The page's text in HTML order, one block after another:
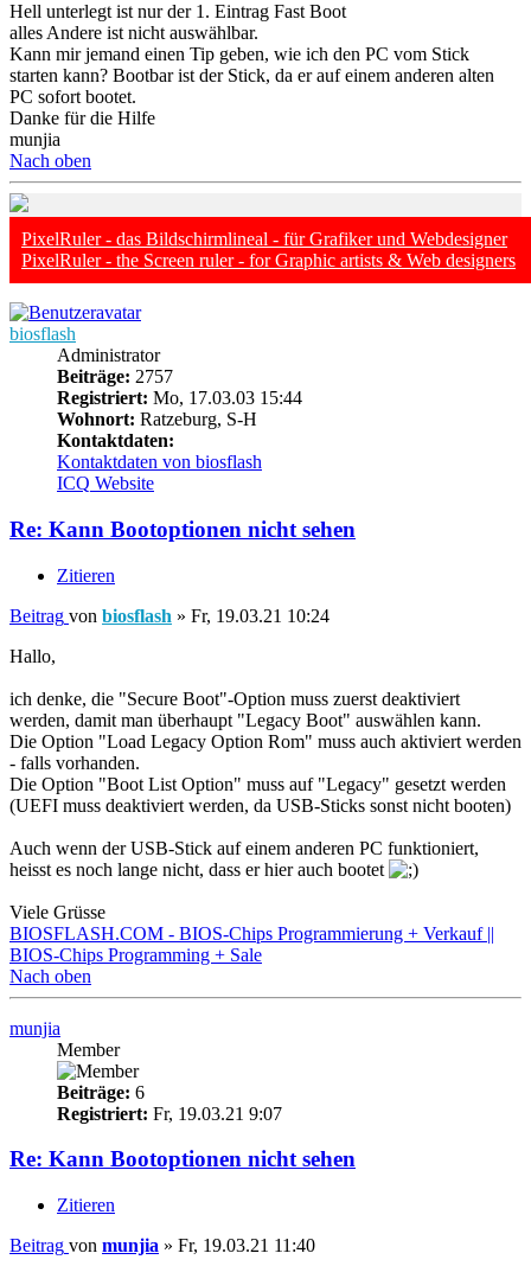
Hell unterlegt ist nur der 1. Eintrag Fast Boot
alles Andere ist nicht auswählbar.
Kann mir jemand einen Tip geben, wie ich den PC vom Stick
starten kann? Bootbar ist der Stick, da er auf einem anderen alten
PC sofort bootet.
Danke für die Hilfe
munjia
Nach oben
PixelRuler - das Bildschirmlineal - für Grafiker und Webdesigner
PixelRuler - the Screen ruler - for Graphic artists & Web designers
biosflash
Administrator
Beiträge: 2757
Registriert: Mo, 17.03.03 15:44
Wohnort: Ratzeburg, S-H
Kontaktdaten:
Kontaktdaten von biosflash
ICQ Website
Re: Kann Bootoptionen nicht sehen
Zitieren
Beitrag von biosflash » Fr, 19.03.21 10:24
Hallo,
ich denke, die "Secure Boot"-Option muss zuerst deaktiviert
werden, damit man überhaupt "Legacy Boot" auswählen kann.
Die Option "Load Legacy Option Rom" muss auch aktiviert werden
- falls vorhanden.
Die Option "Boot List Option" muss auf "Legacy" gesetzt werden
(UEFI muss deaktiviert werden, da USB-Sticks sonst nicht booten)
Auch wenn der USB-Stick auf einem anderen PC funktioniert,
heisst es noch lange nicht, dass er hier auch bootet
Viele Grüsse
BIOSFLASH.COM - BIOS-Chips Programmierung + Verkauf ||
BIOS-Chips Programming + Sale
Nach oben
munjia
Member
Beiträge: 6
Registriert: Fr, 19.03.21 9:07
Re: Kann Bootoptionen nicht sehen
Zitieren
Beitrag von munjia » Fr, 19.03.21 11:40